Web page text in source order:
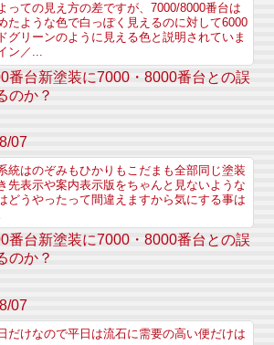
っての見え方の差ですが、7000/8000番台は
たような色で白っぽく見えるのに対して6000
グリーンのように見える色と説明されていま
ン／...
番台新塗装に7000・8000番台との誤
のか？
07
統はのぞみもひかりもこだまも全部同じ塗装
先表示や案内表示版をちゃんと見ないような
どうやったって間違えますから気にする事は
番台新塗装に7000・8000番台との誤
のか？
07
だけなので平日は流石に需要の高い便だけは